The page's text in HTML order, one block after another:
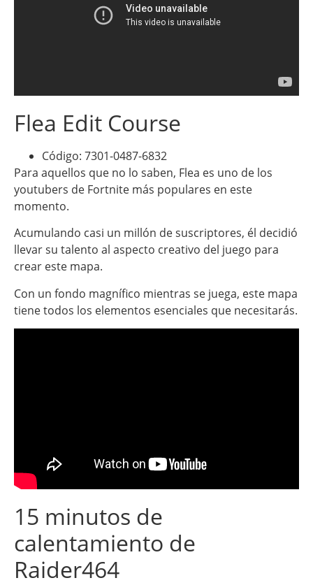
Flea Edit Course
Código: 7301-0487-6832
Para aquellos que no lo saben, Flea es uno de los
youtubers de Fortnite más populares en este
momento.
Acumulando casi un millón de suscriptores, él decidió
llevar su talento al aspecto creativo del juego para
crear este mapa.
Con un fondo magnífico mientras se juega, este mapa
tiene todos los elementos esenciales que necesitarás.
15 minutos de
calentamiento de
Raider464